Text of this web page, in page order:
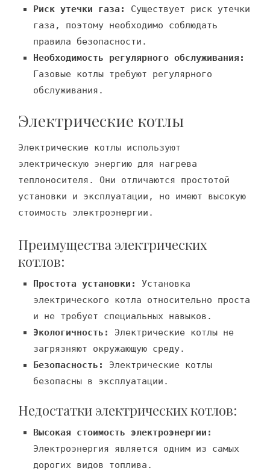
Риск утечки газа:
Существует риск утечки
газа, поэтому необходимо соблюдать
правила безопасности.
Необходимость регулярного обслуживания:
Газовые котлы требуют регулярного
обслуживания.
Электрические котлы
Электрические котлы используют
электрическую энергию для нагрева
теплоносителя. Они отличаются простотой
установки и эксплуатации, но имеют высокую
стоимость электроэнергии.
Преимущества электрических
котлов:
Простота установки:
Установка
электрического котла относительно проста
и не требует специальных навыков.
Экологичность:
Электрические котлы не
загрязняют окружающую среду.
Безопасность:
Электрические котлы
безопасны в эксплуатации.
Недостатки электрических котлов:
Высокая стоимость электроэнергии:
Электроэнергия является одним из самых
дорогих видов топлива.